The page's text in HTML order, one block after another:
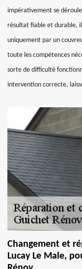
impérativement se
résultat fiable et durable,
uniquement par un
toute les compétences
sorte de difficulté
intervention correcte,
Changement et
Lucay Le Male,